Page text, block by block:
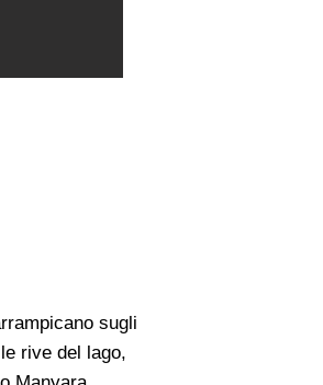
sugli
rive del lago,